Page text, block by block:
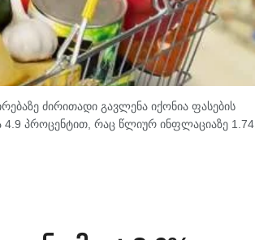
ძირითადი გავლენა იქონია ფასების
პროცენტით, რაც წლიურ ინფლაციაზე 1.74